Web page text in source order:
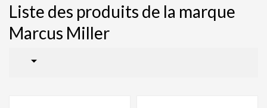
Liste des produits de la marque
Marcus Miller
